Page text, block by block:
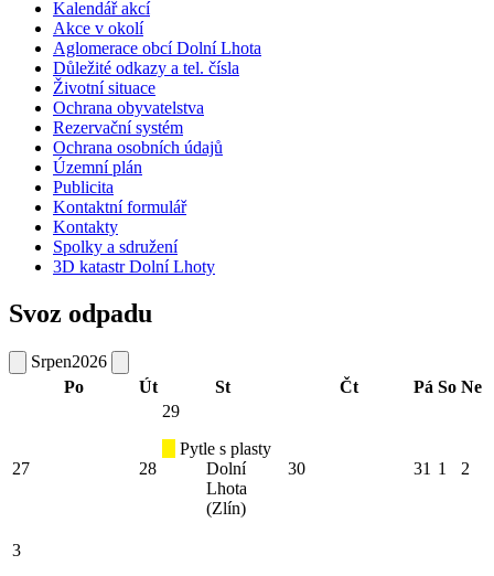
Kalendář akcí
Akce v okolí
Aglomerace obcí Dolní Lhota
Důležité odkazy a tel. čísla
Životní situace
Ochrana obyvatelstva
Rezervační systém
Ochrana osobních údajů
Územní plán
Publicita
Kontaktní formulář
Kontakty
Spolky a sdružení
3D katastr Dolní Lhoty
Svoz odpadu
Srpen2026
Po
Út St Čt Pá So Ne
27 28
29
Pytle s plasty
Dolní
Lhota
(Zlín)
30 31 1 2
3